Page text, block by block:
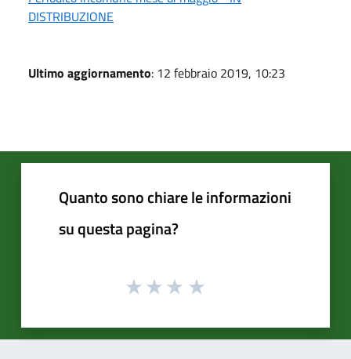
DISTRIBUZIONE
Ultimo aggiornamento: 12 febbraio 2019, 10:23
Quanto sono chiare le informazioni
su questa pagina?